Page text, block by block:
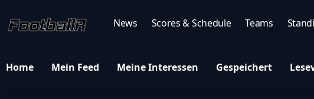
News Scores & Schedule Teams
Home Mein Feed Meine Interessen Gespeichert